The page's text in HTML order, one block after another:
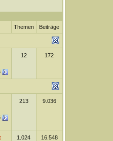
Themen Beiträge
12 172
213 9.036
1.024 16.548